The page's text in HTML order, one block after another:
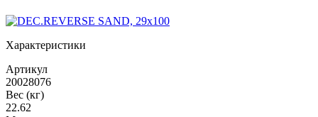
Характеристики
Артикул
20028076
Вес (кг)
22.62